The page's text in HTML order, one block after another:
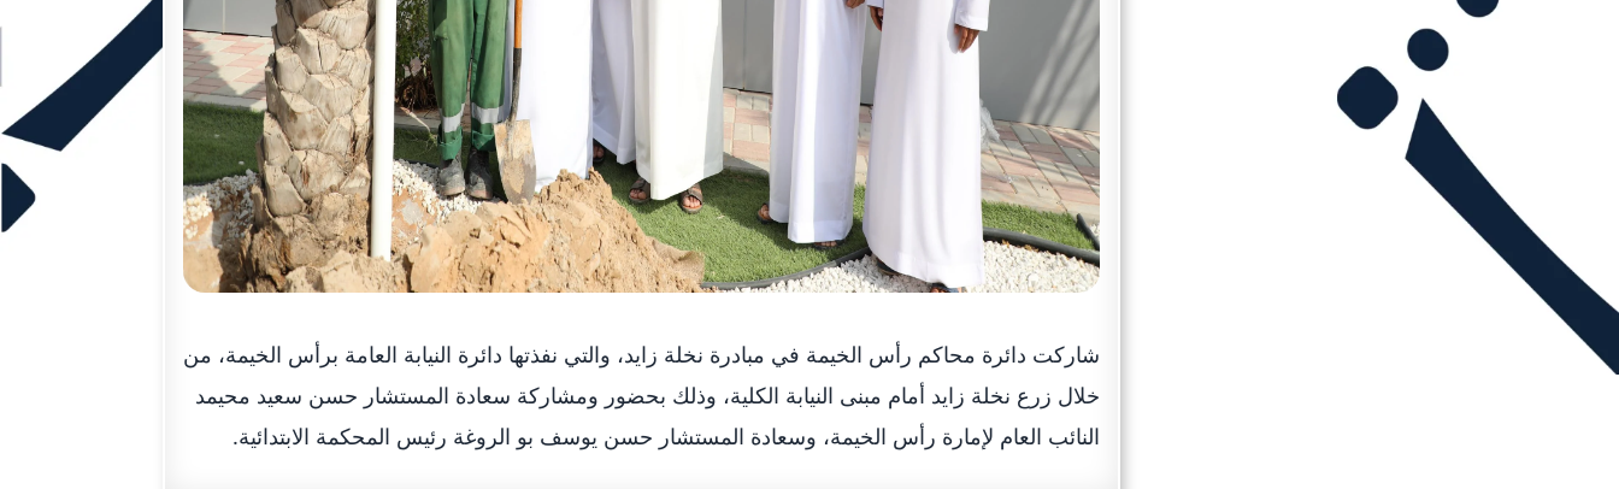
شاركت دائرة محاكم رأس الخيمة في مبادرة نخلة زايد، والتي نفذتها دائرة النيابة العامة برأس الخيمة، من
خلال زرع نخلة زايد أمام مبنى النيابة الكلية، وذلك بحضور ومشاركة سعادة المستشار حسن سعيد محيمد
النائب العام لإمارة رأس الخيمة، وسعادة المستشار حسن يوسف بو الروغة رئيس المحكمة الابتدائية.